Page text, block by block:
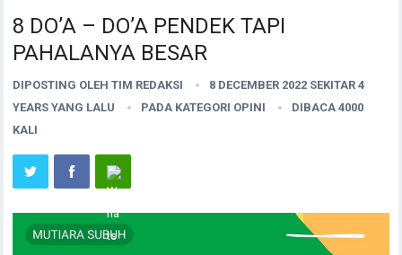
8 DO’A – DO’A PENDEK TAPI
PAHALANYA BESAR
DIPOSTING OLEHTIM REDAKSI
8 DECEMBER 2022 SEKITAR 4
YEARS YANG LALU
PADA KATEGORI OPINI
DIBACA 4000
KALI